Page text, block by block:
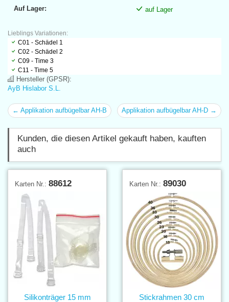
Auf Lager: auf Lager
Lieblings Variationen:
C01 - Schädel 1
C02 - Schädel 2
C09 - Time 3
C11 - Time 5
Hersteller (GPSR):
AyB Hislabor S.L.
← Applikation aufbügelbar AH-B Applikation aufbügelbar AH-D →
Kunden, die diesen Artikel gekauft haben, kauften
auch
Karten Nr.: 88612
Silikonträger 15 mm
Karten Nr.: 89030
Stickrahmen 30 cm